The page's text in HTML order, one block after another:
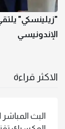
"زيلينسكي"
الإندونيسي
الاكثر قراءة
البث